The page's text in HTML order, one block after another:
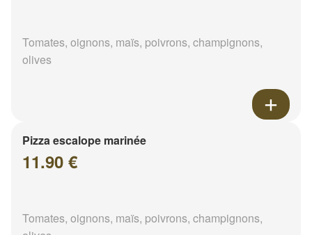
Tomates, oignons, maïs, poivrons, champignons,
olives
Pizza escalope marinée
11.90 €
Tomates, oignons, maïs, poivrons, champignons,